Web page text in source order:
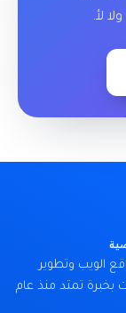
لأ.
الويب وتطوير
بخبرة تمتد منذ عام